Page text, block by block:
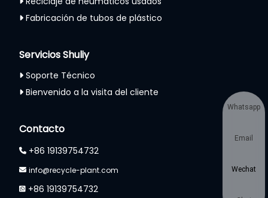
Fabricación de tubos de plástico
Servicios Shuliy
Soporte Técnico
Bienvenido a la visita del cliente
Contacto
+86 19139754732
info@recycle-plant.com
+86 19139754732
Whatsapp
Email
Wechat